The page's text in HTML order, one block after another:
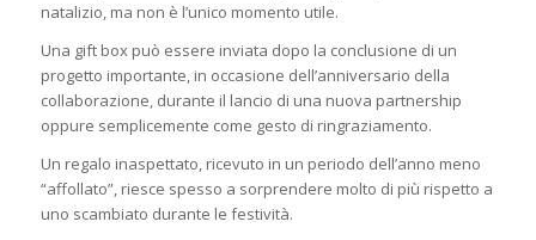
natalizio, ma non è l’unico momento utile.
Una gift box può essere inviata dopo la conclusione di un
progetto importante, in occasione dell’anniversario della
collaborazione, durante il lancio di una nuova partnership
oppure semplicemente come gesto di ringraziamento.
Un regalo inaspettato, ricevuto in un periodo dell’anno meno
“affollato”, riesce spesso a sorprendere molto di più rispetto a
uno scambiato durante le festività.